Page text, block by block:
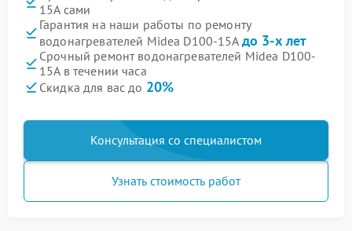
15A сами
Гарантия на наши работы по ремонту
водонагревателей Midea D100-15A до 3-х лет
Срочный ремонт водонагревателей Midea D100-
15A в течении часа
Скидка для вас до 20%
Консультация со специалистом
Узнать стоимость работ